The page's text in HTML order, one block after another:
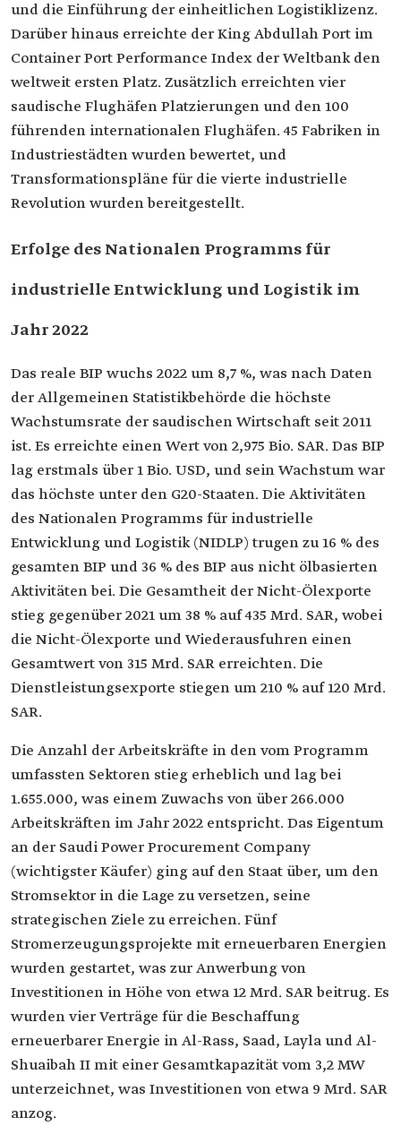
und die Einführung der einheitlichen Logistiklizenz.
Darüber hinaus erreichte der King Abdullah Port im
Container Port Performance Index der Weltbank den
weltweit ersten Platz. Zusätzlich erreichten vier
saudische Flughäfen Platzierungen und den 100
führenden internationalen Flughäfen. 45 Fabriken in
Industriestädten wurden bewertet, und
Transformationspläne für die vierte industrielle
Revolution wurden bereitgestellt.
Erfolge des Nationalen Programms für
industrielle Entwicklung und Logistik im
Jahr 2022
Das reale BIP wuchs 2022 um 8,7 %, was nach Daten
der Allgemeinen Statistikbehörde die höchste
Wachstumsrate der saudischen Wirtschaft seit 2011
ist. Es erreichte einen Wert von 2,975 Bio. SAR. Das BIP
lag erstmals über 1 Bio. USD, und sein Wachstum war
das höchste unter den G20-Staaten. Die Aktivitäten
des Nationalen Programms für industrielle
Entwicklung und Logistik (NIDLP) trugen zu 16 % des
gesamten BIP und 36 % des BIP aus nicht ölbasierten
Aktivitäten bei. Die Gesamtheit der Nicht-Ölexporte
stieg gegenüber 2021 um 38 % auf 435 Mrd. SAR, wobei
die Nicht-Ölexporte und Wiederausfuhren einen
Gesamtwert von 315 Mrd. SAR erreichten. Die
Dienstleistungsexporte stiegen um 210 % auf 120 Mrd.
SAR.
Die Anzahl der Arbeitskräfte in den vom Programm
umfassten Sektoren stieg erheblich und lag bei
1.655.000, was einem Zuwachs von über 266.000
Arbeitskräften im Jahr 2022 entspricht. Das Eigentum
an der Saudi Power Procurement Company
(wichtigster Käufer) ging auf den Staat über, um den
Stromsektor in die Lage zu versetzen, seine
strategischen Ziele zu erreichen. Fünf
Stromerzeugungsprojekte mit erneuerbaren Energien
wurden gestartet, was zur Anwerbung von
Investitionen in Höhe von etwa 12 Mrd. SAR beitrug. Es
wurden vier Verträge für die Beschaffung
erneuerbarer Energie in Al-Rass, Saad, Layla und Al-
Shuaibah II mit einer Gesamtkapazität vom 3,2 MW
unterzeichnet, was Investitionen von etwa 9 Mrd. SAR
anzog.